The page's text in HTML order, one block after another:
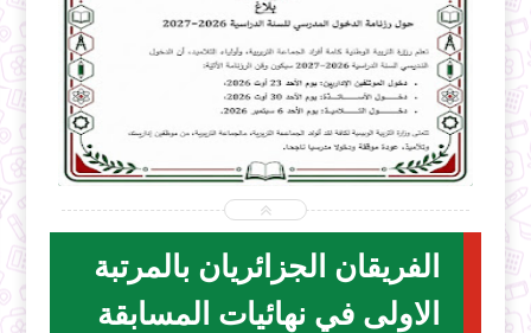
2026-07-31
ecoledz.net
الفريقان الجزائريان بالمرتبة
الاولى في نهائيات المسابقة